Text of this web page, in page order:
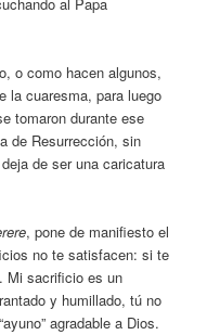
o como hacen algunos,
la cuaresma, para luego
tomaron durante ese
de Resurrección, sin
de ser una caricatura
, pone de manifiesto el
no te satisfacen: si te
Mi sacrificio es un
y humillado, tú no
agradable a Dios.